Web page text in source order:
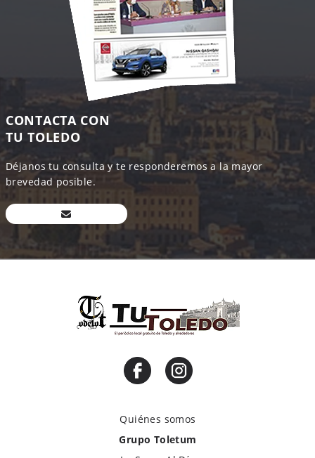
CONTACTA CON
TU TOLEDO
Déjanos tu consulta y te responderemos a la mayor
brevedad posible.
Quiénes somos
Grupo Toletum